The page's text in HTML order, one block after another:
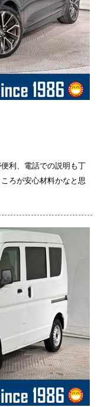
利、電話での説明も丁
ろが安心材料かなと思